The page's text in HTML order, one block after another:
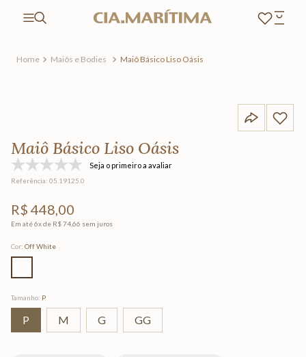
Maiôs e Bodies Maiô Básico Liso Oásis
Maiô Básico Liso Oásis
Seja o primeiro a avaliar
Referência: 05.19125.0
R$ 448,00
Em até6x de R$7466 sem juros
Cor: Off White
Tamanho: P
P M G GG